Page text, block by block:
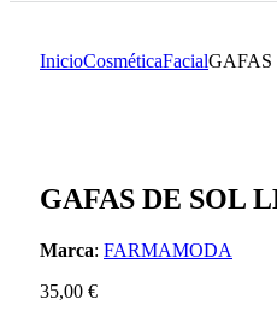
InicioCosméticaFacialGAFAS
GAFAS DE SOL
Marca: FARMAMODA
35,00 €